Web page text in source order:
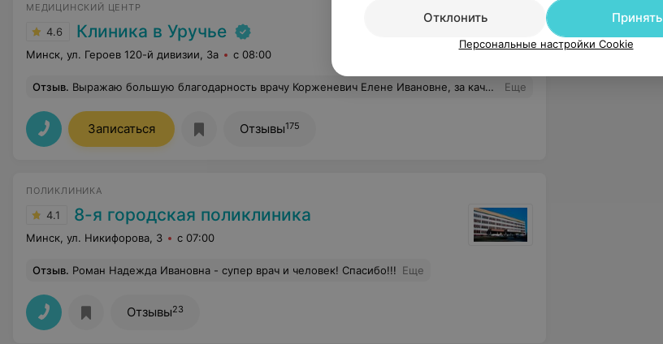
МЕДИЦИНСКИЙ ЦЕНТР
4.6 Клиника в Уручье
Минск, ул. Героев 120-й дивизии, 3а с 08:00
Отзыв. Выражаю большую благодарность врачу Корженевич Елене Ивановне, за качественную работу, делала мне риносептопластику. Квалифицированный специалист, с большим стажем работы. Сделала мне красивый нос, и дышать мне стало намного лучше. Мечтам суждено сбываться, главное выбрать правильного специалиста. Честно очень боялась и переживала, но Елена Ивановна меня поддержала, и все было не так страшно как я думала. Спасибо большое! Еще
Записаться Отзывы175
ПОЛИКЛИНИКА
4.1 8-я городская поликлиника
Минск, ул. Никифорова, 3 с 07:00
Отзыв. Роман Надежда Ивановна - супер врач и человек! Спасибо!!! Еще
Отзывы23
Отклонить
Принять
Персональные настройки Cookie